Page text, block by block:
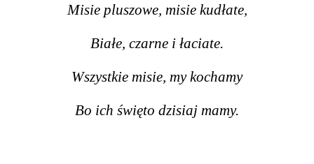
Misie pluszowe, misie kudłate,
Białe, czarne i łaciate.
Wszystkie misie, my kochamy
Bo ich święto dzisiaj mamy.